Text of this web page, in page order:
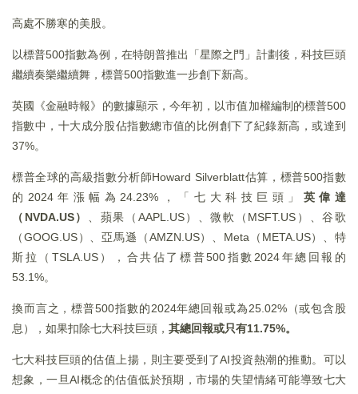
高處不勝寒的美股。
以標普500指數為例，在特朗普推出「星際之門」計劃後，科技巨頭
繼續奏樂繼續舞，標普500指數進一步創下新高。
英國《金融時報》的數據顯示，今年初，以市值加權編制的標普500
指數中，十大成分股佔指數總市值的比例創下了紀錄新高，或達到
37%。
標普全球的高級指數分析師Howard Silverblatt估算，標普500指數
的2024年漲幅為24.23%，「七大科技巨頭」 英偉達
（NVDA.US）
、蘋果（AAPL.US）、微軟（MSFT.US）、谷歌
（GOOG.US）、亞馬遜（AMZN.US）、Meta（META.US）、特
斯拉（TSLA.US），合共佔了標普500指數2024年總回報的
53.1%。
換而言之，標普500指數的2024年總回報或為25.02%（或包含股
息），如果扣除七大科技巨頭， 其總回報或只有11.75%。
七大科技巨頭的估值上揚，則主要受到了AI投資熱潮的推動。可以
想象，一旦AI概念的估值低於預期，市場的失望情緒可能導致七大